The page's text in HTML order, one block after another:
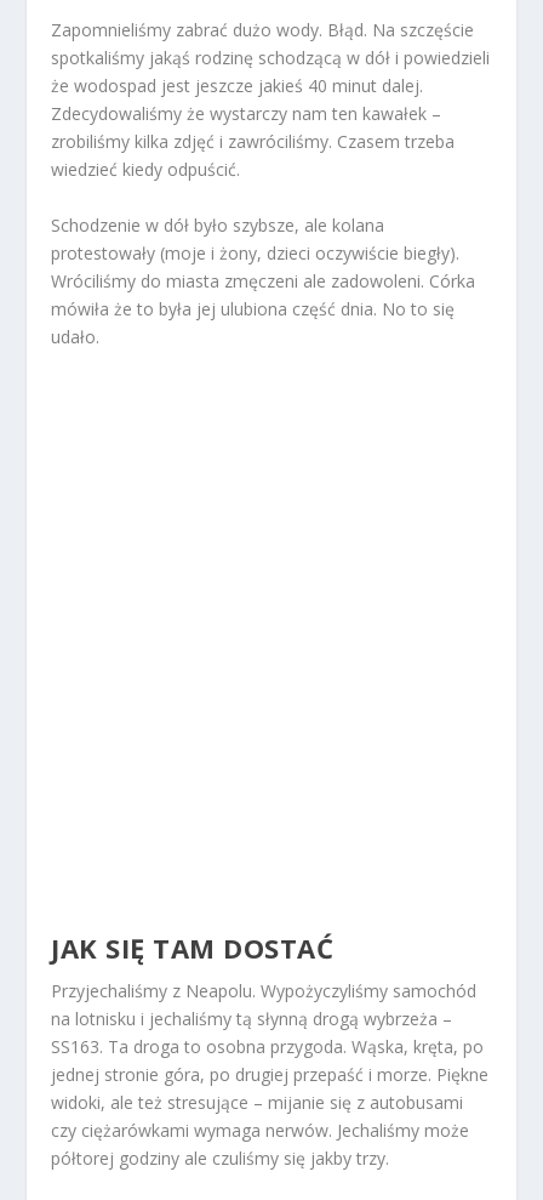
Zapomnieliśmy zabrać dużo wody. Błąd. Na szczęście
spotkaliśmy jakąś rodzinę schodzącą w dół i powiedzieli
że wodospad jest jeszcze jakieś 40 minut dalej.
Zdecydowaliśmy że wystarczy nam ten kawałek –
zrobiliśmy kilka zdjęć i zawróciliśmy. Czasem trzeba
wiedzieć kiedy odpuścić.
Schodzenie w dół było szybsze, ale kolana
protestowały (moje i żony, dzieci oczywiście biegły).
Wróciliśmy do miasta zmęczeni ale zadowoleni. Córka
mówiła że to była jej ulubiona część dnia. No to się
udało.
JAK SIĘ TAM DOSTAĆ
Przyjechaliśmy z Neapolu. Wypożyczyliśmy samochód
na lotnisku i jechaliśmy tą słynną drogą wybrzeża –
SS163. Ta droga to osobna przygoda. Wąska, kręta, po
jednej stronie góra, po drugiej przepaść i morze. Piękne
widoki, ale też stresujące – mijanie się z autobusami
czy ciężarówkami wymaga nerwów. Jechaliśmy może
półtorej godziny ale czuliśmy się jakby trzy.